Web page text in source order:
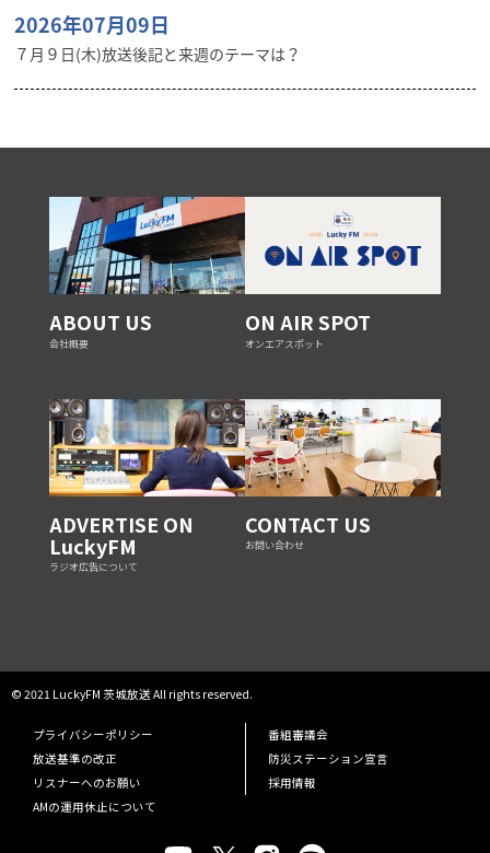
2026年07月09日
７月９日(木)放送後記と来週のテーマは？
ABOUT US
会社概要
ON AIR SPOT
オンエアスポット
ADVERTISE ON
LuckyFM
ラジオ広告について
CONTACT US
お問い合わせ
© 2021 LuckyFM 茨城放送 All rights reserved.
プライバシーポリシー
番組審議会
放送基準の改正
防災ステーション宣言
リスナーへのお願い
採用情報
AMの運用休止について